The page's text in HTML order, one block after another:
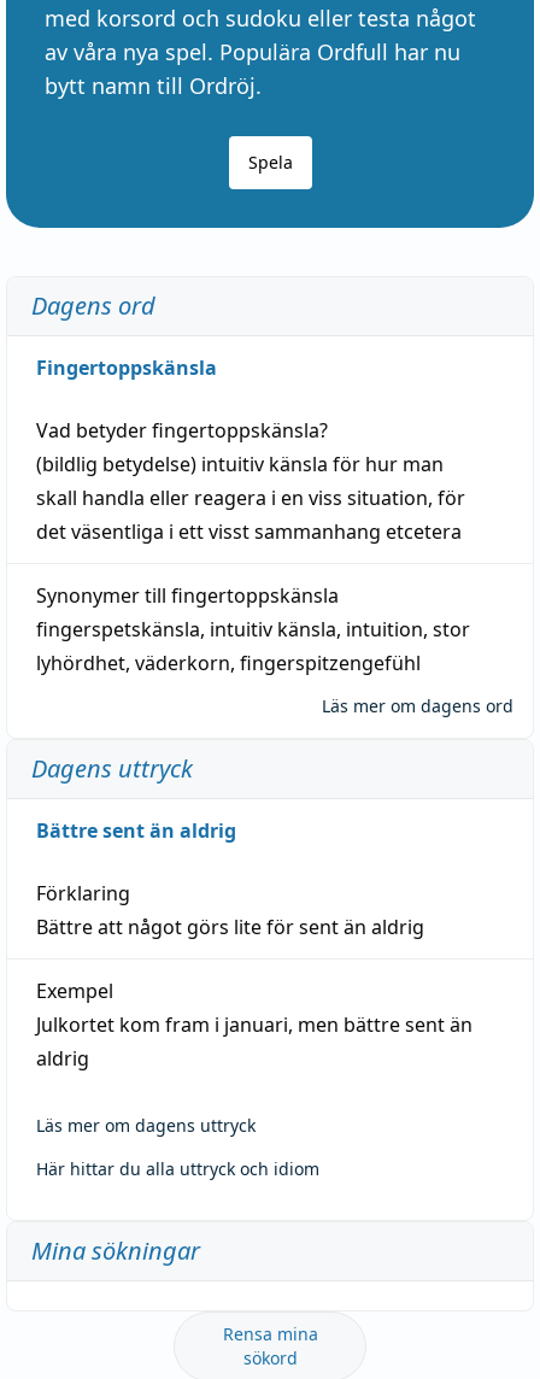
med korsord och sudoku eller testa något
av våra nya spel. Populära Ordfull har nu
bytt namn till Ordröj.
Spela
Dagens ord
Fingertoppskänsla
Vad betyderfingertoppskänsla?
(bildlig betydelse) intuitiv känsla för hur man
skall handla eller reagera i en viss situation, för
det väsentliga i ett visstsammanhang etcetera
Synonymer till fingertoppskänsla
fingerspetskänsla, intuitiv känsla, intuition, stor
lyhördhet, väderkorn, fingerspitzengefühl
Läs mer om dagens ord
Dagens uttryck
Bättre sent än aldrig
Förklaring
Bättre att något görs lite för sent än aldrig
Exempel
Julkortet kom fram i januari, men bättre sent än
aldrig
Läs mer om dagens uttryck
Här hittar du alla uttryck och idiom
Mina sökningar
Rensa mina
sökord